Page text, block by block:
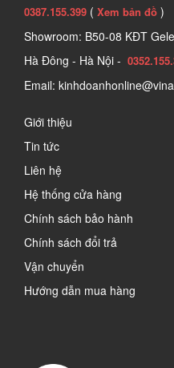
0387.155.399 ( Xem bản đồ )
Showroom: B50-08 KĐT
Hà Đông - Hà Nội -
Email:
Giới thiệu
Tin tức
Liên hệ
Hệ thống cửa hàng
Chính sách bảo hành
Chính sách đổi trả
Vận chuyển
Hướng dẫn mua hàng